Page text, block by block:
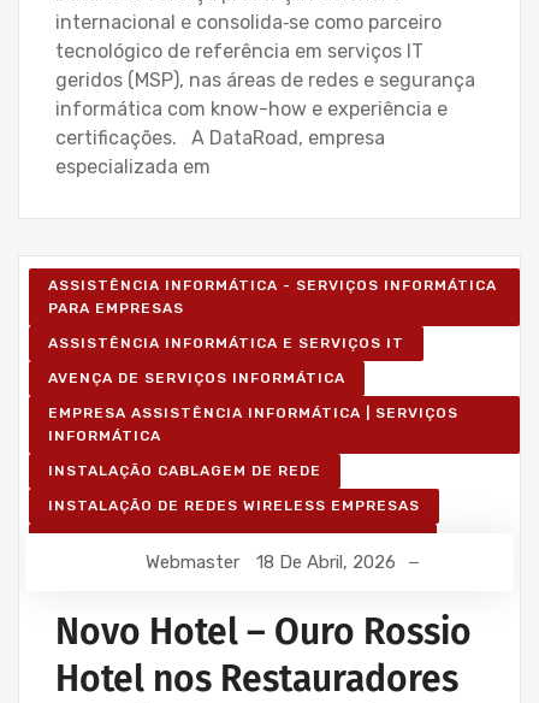
internacional e consolida‑se como parceiro
tecnológico de referência em serviços IT
geridos (MSP), nas áreas de redes e segurança
informática com know-how e experiência e
certificações. A DataRoad, empresa
especializada em
ASSISTÊNCIA INFORMÁTICA - SERVIÇOS INFORMÁTICA
PARA EMPRESAS
ASSISTÊNCIA INFORMÁTICA E SERVIÇOS IT
AVENÇA DE SERVIÇOS INFORMÁTICA
EMPRESA ASSISTÊNCIA INFORMÁTICA | SERVIÇOS
INFORMÁTICA
INSTALAÇÃO CABLAGEM DE REDE
INSTALAÇÃO DE REDES WIRELESS EMPRESAS
Webmaster 18 De Abril, 2026
Novo Hotel – Ouro Rossio
Hotel nos Restauradores